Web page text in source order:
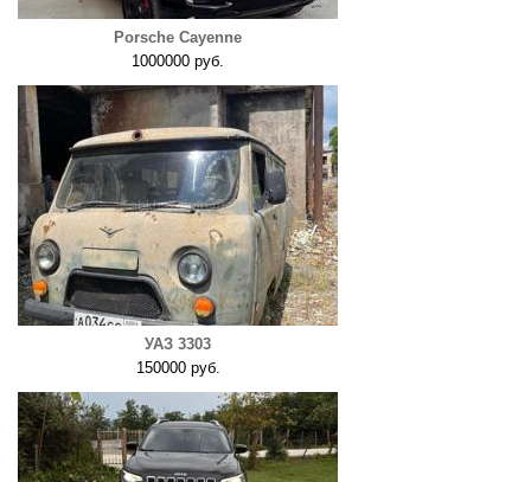
Porsche Cayenne
1000000 руб.
УАЗ 3303
150000 руб.